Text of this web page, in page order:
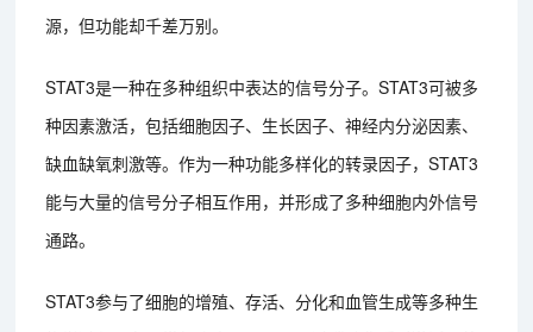
源，但功能却千差万别。
STAT3是一种在多种组织中表达的信号分子。STAT3可被多
种因素激活，包括细胞因子、生长因子、神经内分泌因素、
缺血缺氧刺激等。作为一种功能多样化的转录因子，STAT3
能与大量的信号分子相互作用，并形成了多种细胞内外信号
通路。
STAT3参与了细胞的增殖、存活、分化和血管生成等多种生